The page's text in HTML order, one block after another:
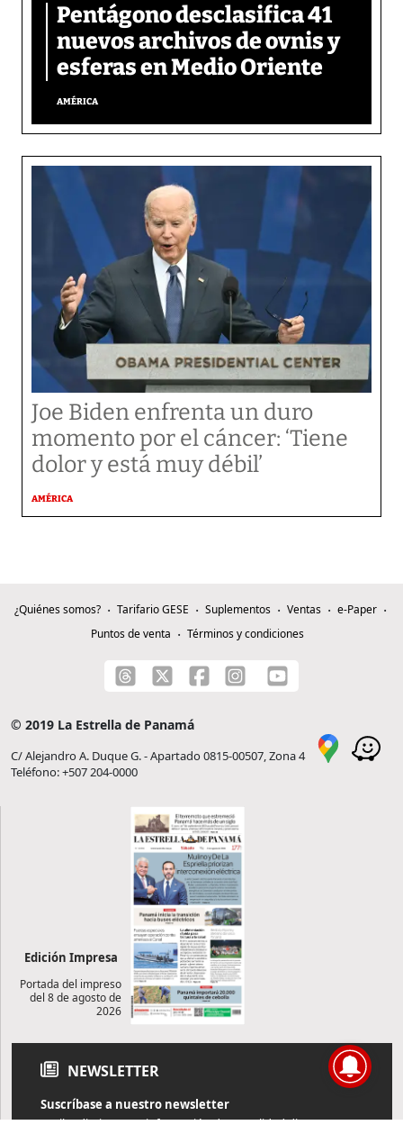
Pentágono desclasifica 41
nuevos archivos de ovnis y
esferas en Medio Oriente
AMÉRICA
Joe Biden enfrenta un duro
momento por el cáncer: ‘Tiene
dolor y está muy débil’
AMÉRICA
¿Quiénes somos? Tarifario GESE Suplementos Ventas
e-Paper
Puntos de venta
Términos y condiciones
© 2019 La Estrella de Panamá
C/ Alejandro A. Duque G. - Apartado 0815-00507, Zona 4
Teléfono: +507 204-0000
Edición Impresa
Portada del impreso
del 8 de agosto de
2026
NEWSLETTER
Suscríbase a nuestro newsletter
Reciba diariamente información de actualidad directamente en